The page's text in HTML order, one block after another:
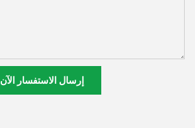
إرسال الاستفسار الآن